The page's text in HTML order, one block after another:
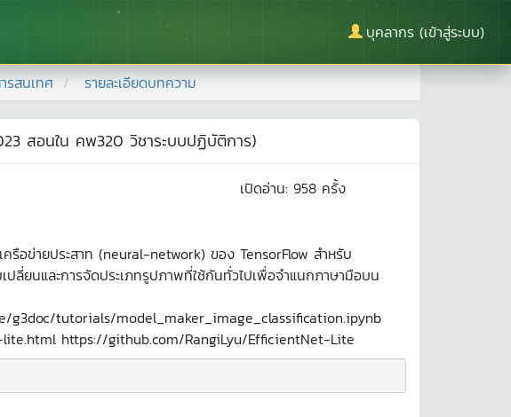
บุคลากร (เข้าสู่ระบบ)
รสนเทศ รายละเอียดบทความ
สอนใน คพ320 วิชาระบบปฏิบัติการ)
เปิดอ่าน: 958 ครั้ง
รือข่ายประสาท (neural-network) ของ TensorFlow สำหรับ
ลี่ยนและการจัดประเภทรูปภาพที่ใช้กันทั่วไปเพื่อจำแนกภาษามือบน
tutorials/model_maker_image_classification.ipynb
https://github.com/RangiLyu/EfficientNet-Lite